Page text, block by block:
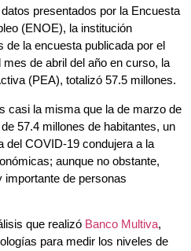
presentados por la Encuesta
(ENOE), la institución
de la encuesta publicada por el
de abril del año en curso, la
(PEA), totalizó 57.5 millones.
casi la misma que la de marzo de
57.4 millones de habitantes, un
del COVID-19 condujera a la
aunque no obstante,
de personas
que realizó Banco Multiva,
para medir los niveles de